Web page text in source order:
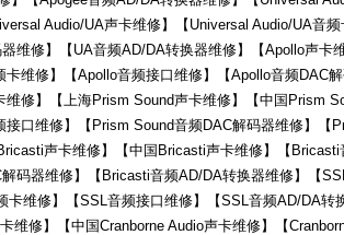
Audio/UA声卡维修】【Universal Audio/UA音
器维修】【UA音频AD/DA转换器维修】【Apollo声
卡维修】【Apollo音频接口维修】【Apollo音频DAC
维修】【上海Prism Sound声卡维修】【中国Prism
接口维修】【Prism Sound音频DAC解码器维修】
声卡维修】【中国Bricasti声卡维修】【
解码器维修】【Bricasti音频AD/DA转换器维修】【
卡维修】【SSL音频接口维修】【SSL音频AD/DA转
维修】【中国Cranborne Audio声卡维修】【